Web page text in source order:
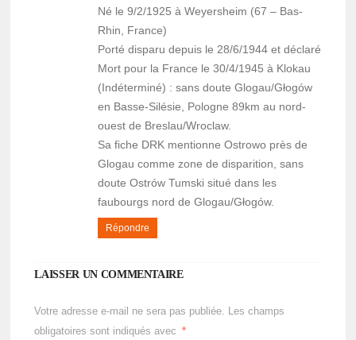
Né le 9/2/1925 à Weyersheim (67 – Bas-
Rhin, France)
Porté disparu depuis le 28/6/1944 et déclaré
Mort pour la France le 30/4/1945 à Klokau
(Indéterminé) : sans doute Glogau/Głogów
en Basse-Silésie, Pologne 89km au nord-
ouest de Breslau/Wroclaw.
Sa fiche DRK mentionne Ostrowo près de
Glogau comme zone de disparition, sans
doute Ostrów Tumski situé dans les
faubourgs nord de Glogau/Głogów.
Répondre
LAISSER UN COMMENTAIRE
Votre adresse e-mail ne sera pas publiée. Les champs
obligatoires sont indiqués avec
*